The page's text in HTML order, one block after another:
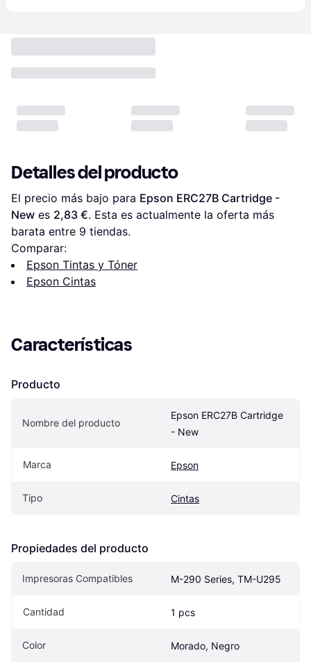
Detalles del producto
El precio más bajo para Epson ERC27B Cartridge -
New es 2,83 €. Esta es actualmente la oferta más
barata entre 9 tiendas.
Comparar:
Epson Tintas y Tóner
Epson Cintas
Características
Producto
Nombre del producto
Epson ERC27B Cartridge
- New
Marca Epson
Tipo Cintas
Propiedades del producto
Impresoras Compatibles M-290 Series, TM-U295
Cantidad 1 pcs
Color Morado, Negro